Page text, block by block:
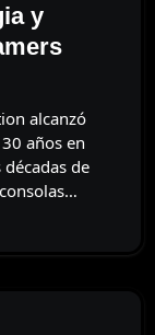
y
años en
de